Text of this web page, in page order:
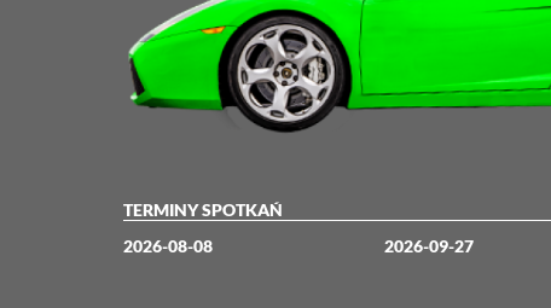
TERMINY SPOTKAŃ
2026-08-08
2026-09-27